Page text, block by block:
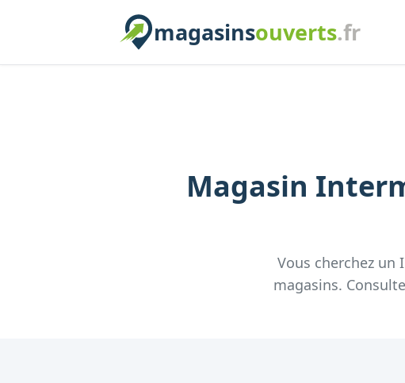
magasinsouverts.fr
Magasin
Vous cherchez un
magasins.